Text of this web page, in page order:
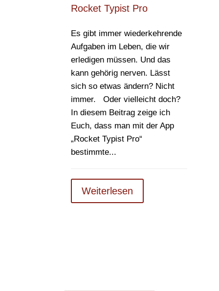
Rocket Typist Pro
Es gibt immer wiederkehrende
Aufgaben im Leben, die wir
erledigen müssen. Und das
kann gehörig nerven. Lässt
sich so etwas ändern? Nicht
immer. Oder vielleicht doch?
In diesem Beitrag zeige ich
Euch, dass man mit der App
„Rocket Typist Pro“
bestimmte...
Weiterlesen